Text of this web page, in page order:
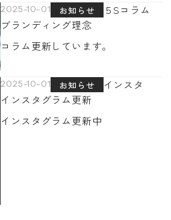
2025-10-01 お知らせ ５Sコラム
ブランディング理念
コラム更新しています。
2025-10-01 お知らせ
インスタ
インスタグラム更新
インスタグラム更新中